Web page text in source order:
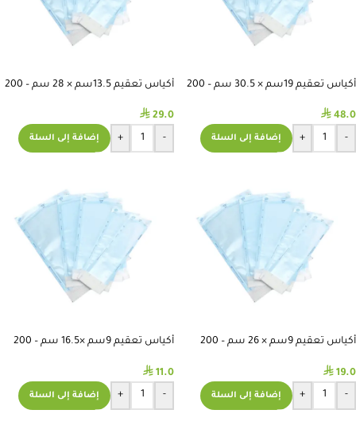
أكياس تعقيم 19سم × 30.5 سم – 200
⃁ 48.0
-
+ إضافة إلى السلة
أكياس تعقيم 13.5سم × 28 سم – 200
⃁ 29.0
-
+ إضافة إلى السلة
أكياس تعقيم 9سم × 26 سم – 200
⃁ 19.0
-
+ إضافة إلى السلة
أكياس تعقيم 9سم ×16.5 سم – 200
⃁ 11.0
-
+ إضافة إلى السلة